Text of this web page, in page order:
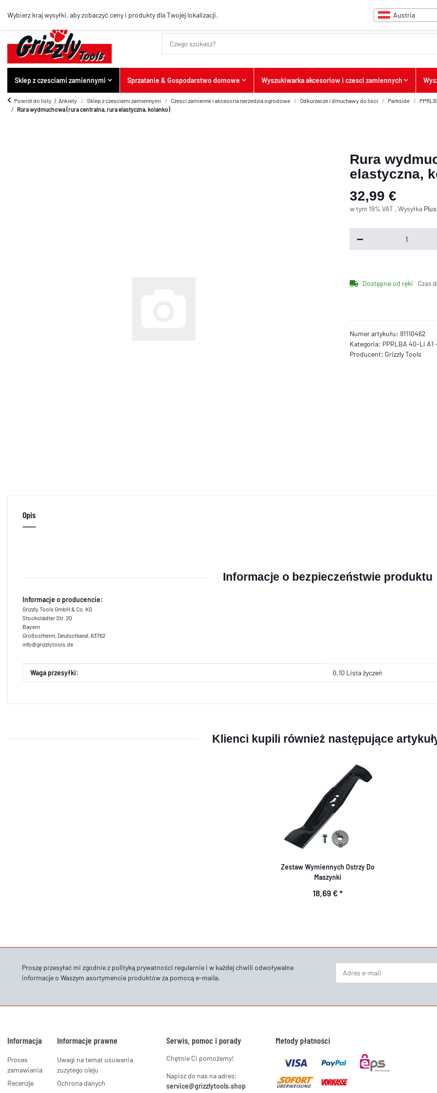
Wybierz kraj wysyłki, aby zobaczyć ceny i produkty dla Twojej lokalizacji. Austria
Sklep z czesciami zamiennymi Sprzatanie & Gospodarstwo domowe Wyszukiwarka akcesoriow i czesci zamiennych
Powrót do listy Ankiety Sklep z czesciami zamiennymi Czesci zamienne i akcesoria narzedzia ogrodowe Odkurzacze i dmuchawy do lisci Parkside
Rura wydmuchowa (rura centralna, rura elastyczna, kolanko)
Rura
elastyczna,
32,99 €
w tym 19% VAT , Wysyłka
Dostępne od ręki Czas
Numer artykułu: 91110462
Kategoria: PPRLBA 40-Li A1
Producent: Grizzly Tools
Opis
Informacje o bezpieczeństwie produktu
Informacje o producencie:
Grizzly Tools GmbH & Co. KG
Stockstädter Str. 20
Bayern
Großostheim, Deutschland, 63762
info@grizzlytools.de
Cecha produktu
Wartość
Waga przesyłki: 0,10 Lista życzeń
Klienci kupili również następujące
Zestaw Wymiennych Ostrzy Do
Maszynki
18,69 € *
Proszę przesyłać mi zgodnie z polityką prywatności regularnie i w każdej chwili odwoływalne
informacje o Waszym asortymencie produktów za pomocą e-maila.
Informacja
Proces
zamawiania
Recenzje
Informacje prawne
Uwagi na temat usuwania
zuzytego oleju
Ochrona danych
Serwis, pomoc i porady
Chętnie Ci pomożemy!
Napisz do nas na adres:
service@grizzlytools.shop
Metody płatności